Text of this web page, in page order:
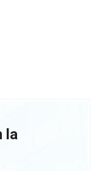
la